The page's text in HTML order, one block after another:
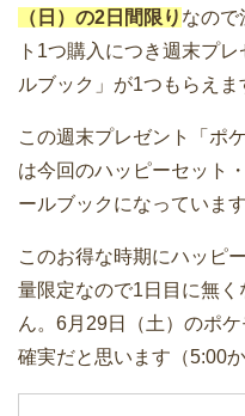
（日）の2日間限り なので
ト1つ購入につき週末プ
ルブック」が1つもらえま
この週末プレゼント「ポ
は今回のハッピーセット
ールブックになっています
このお得な時期にハッピ
量限定なので1日目に無
ん。6月29日（土）のポ
確実だと思います（5:00